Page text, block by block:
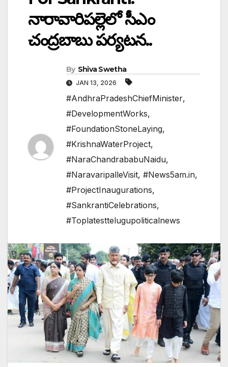
నారావారిపల్లెలో సీఎం
చంద్రబాబు పర్యటన..
By Shiva Swetha
JAN 13, 2026
#AndhraPradeshChiefMinister,
#DevelopmentWorks,
#FoundationStoneLaying,
#KrishnaWaterProject,
#NaraChandrababuNaidu,
#NaravaripalleVisit, #News5am.in,
#ProjectInaugurations,
#SankrantiCelebrations,
#Toplatesttelugupoliticalnews